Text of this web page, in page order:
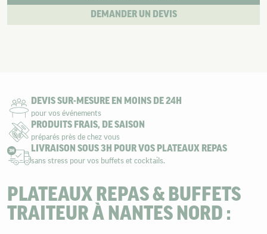
DEMANDER UN DEVIS
DEVIS SUR-MESURE EN MOINS DE 24H
pour vos événements
PRODUITS FRAIS, DE SAISON
préparés près de chez vous
LIVRAISON SOUS 3H POUR VOS PLATEAUX REPAS
sans stress pour vos buffets et cocktails.
PLATEAUX REPAS & BUFFETS
TRAITEUR À NANTES NORD :